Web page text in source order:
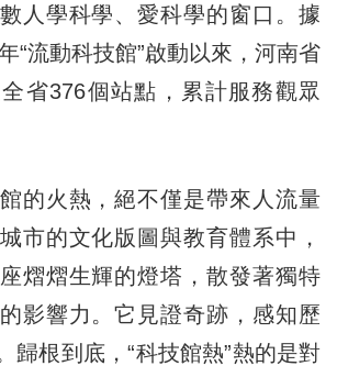
人學科學、愛科學的窗口。據
“流動科技館”啟動以來，河南省
省376個站點，累計服務觀眾
火熱，絕不僅是帶來人流量
市的文化版圖與教育體系中，
熠熠生輝的燈塔，散發著獨特
影響力。它見證奇跡，感知歷
歸根到底，“科技館熱”熱的是對